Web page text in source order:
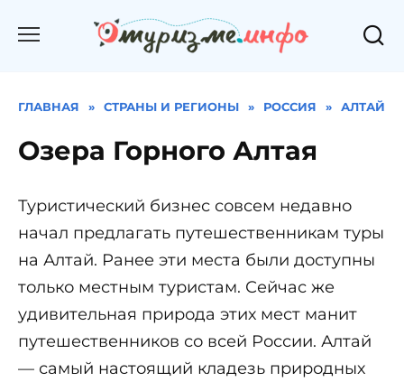
ГЛАВНАЯ » СТРАНЫ И РЕГИОНЫ » РОССИЯ » АЛТАЙ
Озера Горного Алтая
Туристический бизнес совсем недавно
начал предлагать путешественникам туры
на Алтай. Ранее эти места были доступны
только местным туристам. Сейчас же
удивительная природа этих мест манит
путешественников со всей России. Алтай
— самый настоящий кладезь природных